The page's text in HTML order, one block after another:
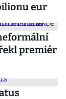
eur
premiér